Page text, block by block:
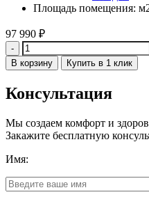
Площадь помещения:
97 990 ₽
Количество
В корзину Купить в 1 клик
Консультация
Мы создаем комфорт и
Закажите бесплатную
Имя: